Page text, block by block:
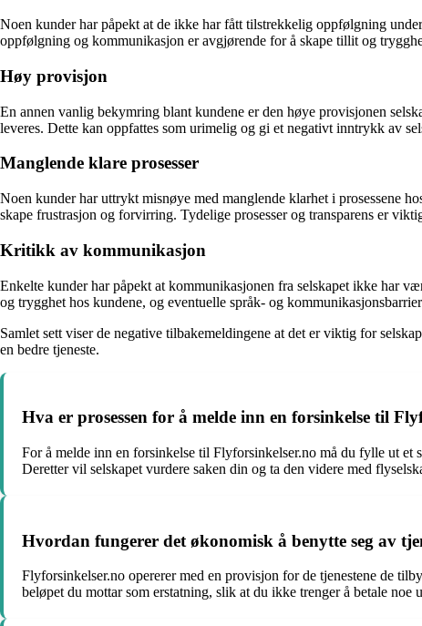
Noen kunder har påpekt at de ikke har fått tilstrekkelig oppfølgning
oppfølgning og kommunikasjon er avgjørende for å skape tillit og
Høy provisjon
En annen vanlig bekymring blant kundene er den høye provisjonen
leveres. Dette kan oppfattes som urimelig og gi et negativt inntrykk av
Manglende klare prosesser
Noen kunder har uttrykt misnøye med manglende klarhet i prosessene
skape frustrasjon og forvirring. Tydelige prosesser og transparens er
Kritikk av kommunikasjon
Enkelte kunder har påpekt at kommunikasjonen fra selskapet ikke har
og trygghet hos kundene, og eventuelle språk- og
Samlet sett viser de negative tilbakemeldingene at det er viktig for
en bedre tjeneste.
Hva er prosessen for å melde inn en forsinkelse til
For å melde inn en forsinkelse til Flyforsinkelser.no må du fylle ut et
Deretter vil selskapet vurdere saken din og ta den videre med
Hvordan fungerer det økonomisk å benytte seg av
Flyforsinkelser.no opererer med en provisjon for de tjenestene de
beløpet du mottar som erstatning, slik at du ikke trenger å betale noe